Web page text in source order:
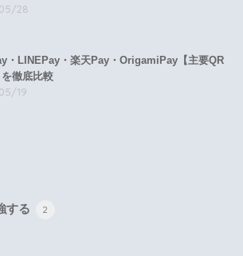
28
・LINEPay・楽天Pay・OrigamiPay【主要QR
徹底比較
19
する 2